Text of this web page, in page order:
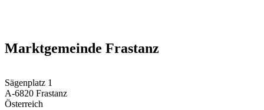
Marktgemeinde Frastanz
Sägenplatz 1
A-6820 Frastanz
Österreich